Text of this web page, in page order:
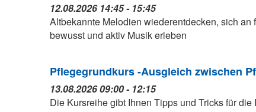
12.08.2026 14:45 - 15:45
Altbekannte Melodien wiederentdecken, sich
bewusst und aktiv Musik erleben
Pflegegrundkurs -Ausgleich zwischen
13.08.2026 09:00 - 12:15
Die Kursreihe gibt Ihnen Tipps und Tricks für die